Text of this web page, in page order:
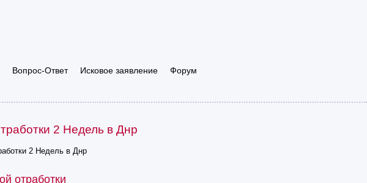
Вопрос-Ответ Исковое заявление
Форум
2 Недель в Днр
2 Недель в Днр
отработки